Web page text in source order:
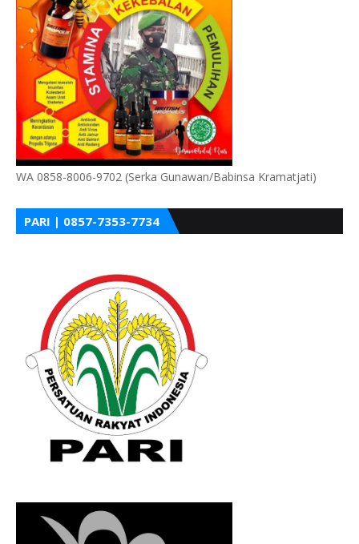
WA 0858-8006-9702 (Serka Gunawan/Babinsa Kramatjati)
PARI | 0857-7353-7734